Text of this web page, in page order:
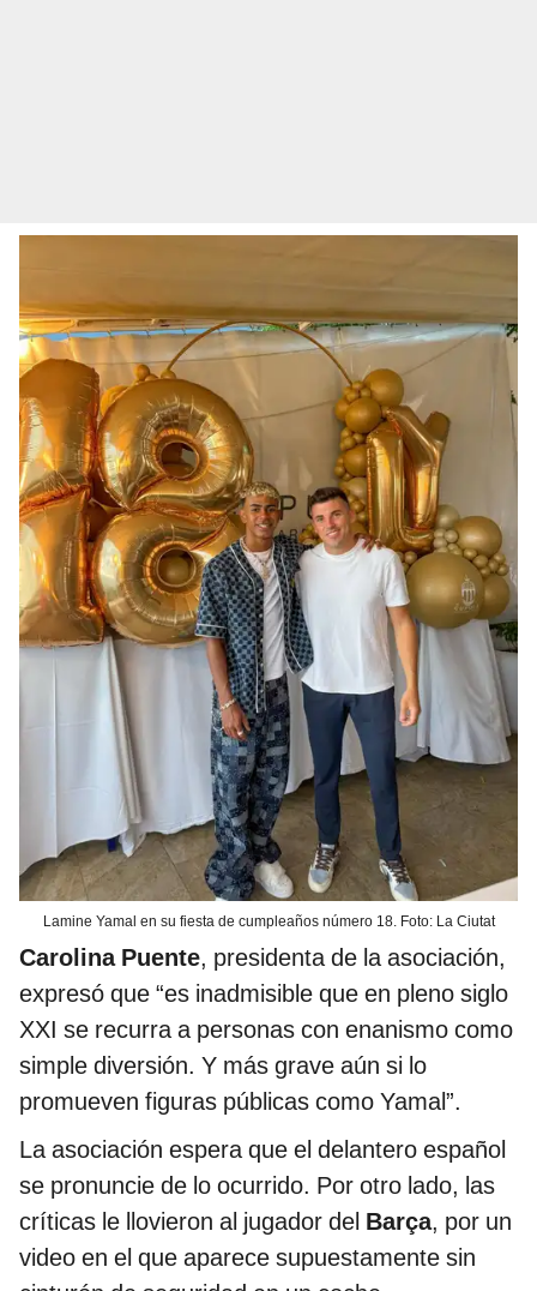
Lamine Yamal en su fiesta de cumpleaños número 18. Foto: La Ciutat
Carolina Puente, presidenta de la asociación,
expresó que “es inadmisible que en pleno siglo
XXI se recurra a personas con enanismo como
simple diversión. Y más grave aún si lo
promueven figuras públicas como Yamal”.
La asociación espera que el delantero español
se pronuncie de lo ocurrido. Por otro lado, las
críticas le llovieron al jugador del Barça, por un
video en el que aparece supuestamente sin